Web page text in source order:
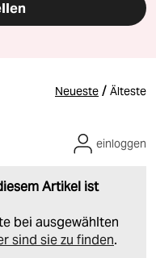
Neueste / Älteste
Artikel ist
bei ausgewählten
sind sie zu finden.
einloggen